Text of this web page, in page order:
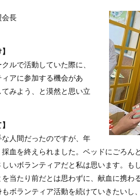
会長
ルで活動していた際に、
アに参加する機会があ
みよう、と漠然と思い立
人間だったのですが、年
血を終えられました。ベッドにごろん
いボランティアだと私は思います。も
当たり前だとは思わずに、献血に携わ
ボランティア活動を続けていきたいし